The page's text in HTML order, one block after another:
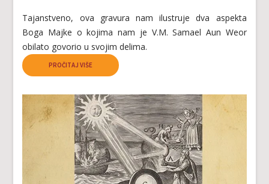
Tajanstveno, ova gravura nam ilustruje dva aspekta
Boga Majke o kojima nam je V.M. Samael Aun Weor
obilato govorio u svojim delima.
PROČITAJ VIŠE